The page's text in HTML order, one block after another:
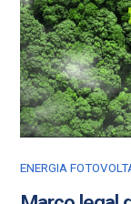
ENERGIA